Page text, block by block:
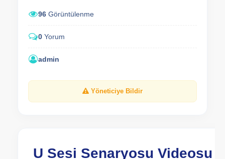
96 Görüntülenme
0 Yorum
admin
Yöneticiye Bildir
U Sesi Senaryosu Videosu